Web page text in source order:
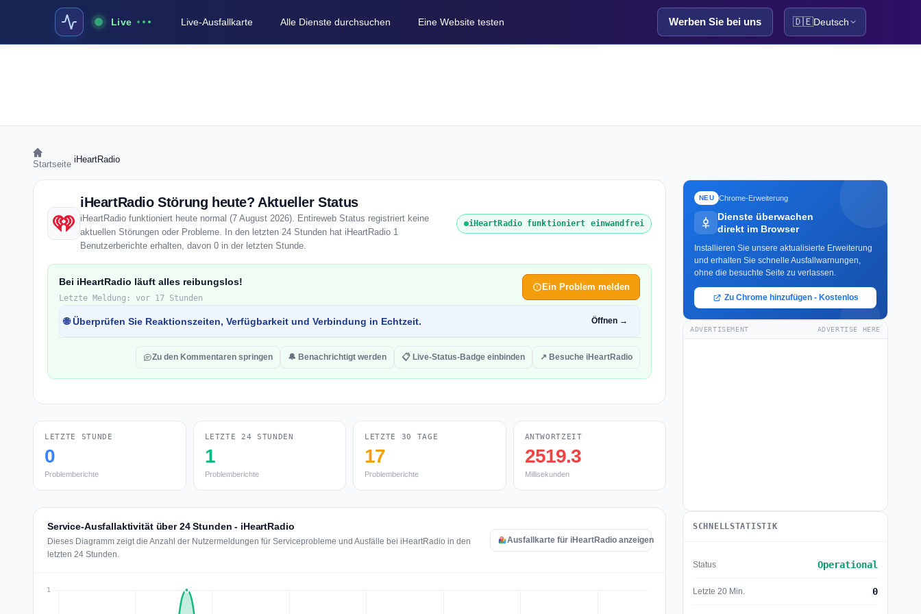
Live Live-Ausfallkarte Alle Dienste durchsuchen Eine Website testen Werben Sie bei uns 🇩🇪Deutsch
Startseite iHeartRadio
iHeartRadio Störung heute? Aktueller Status
iHeartRadio funktioniert heute normal (7 August 2026). Entireweb Status registriert keine
aktuellen Störungen oder Probleme. In den letzten 24 Stunden hat iHeartRadio 1
Benutzerberichte erhalten, davon 0 in der letzten Stunde.
iHeartRadio funktioniert einwandfrei
Bei iHeartRadio läuft alles reibungslos!
Letzte Meldung: vor 17 Stunden
Ein Problem melden
🌐 Überprüfen Sie Reaktionszeiten, Verfügbarkeit und Verbindung in Echtzeit. Öffnen →
Zu den Kommentaren springen 🔔 Benachrichtigt werden 📋 Live-Status-Badge einbinden ↗ Besuche iHeartRadio
LETZTE STUNDE
0
Problemberichte
LETZTE 24 STUNDEN
1
Problemberichte
LETZTE 30 TAGE
17
Problemberichte
ANTWORTZEIT
2519.3
Millisekunden
Service-Ausfallaktivität über 24 Stunden - iHeartRadio
Dieses Diagramm zeigt die Anzahl der Nutzermeldungen für Serviceprobleme und Ausfälle bei iHeartRadio in den
letzten 24 Stunden.
Ausfallkarte für iHeartRadio anzeigen
NEU Chrome-Erweiterung
Dienste überwachen
direkt im Browser
Installieren Sie unsere aktualisierte Erweiterung
und erhalten Sie schnelle Ausfallwarnungen,
ohne die besuchte Seite zu verlassen.
Zu Chrome hinzufügen - Kostenlos
ADVERTISEMENT ADVERTISE HERE
SCHNELLSTATISTIK
Status Operational
Letzte 20 Min. 0